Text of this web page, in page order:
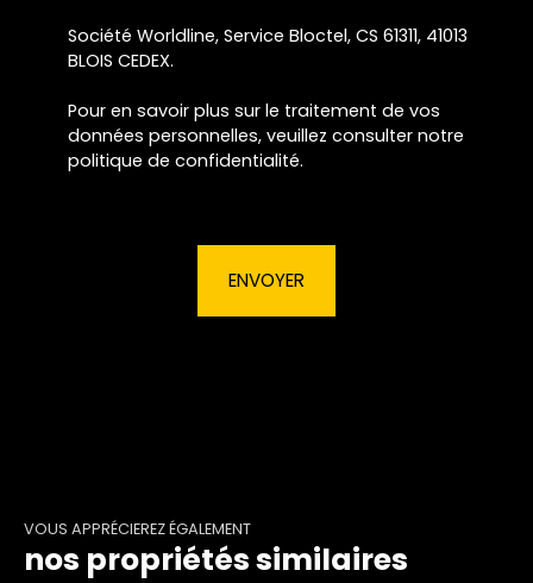
Société Worldline, Service Bloctel, CS 61311, 41013
BLOIS CEDEX.
Pour en savoir plus sur le traitement de vos
données personnelles, veuillez consulter notre
politique de confidentialité.
ENVOYER
VOUS APPRÉCIEREZ ÉGALEMENT
nos propriétés similaires